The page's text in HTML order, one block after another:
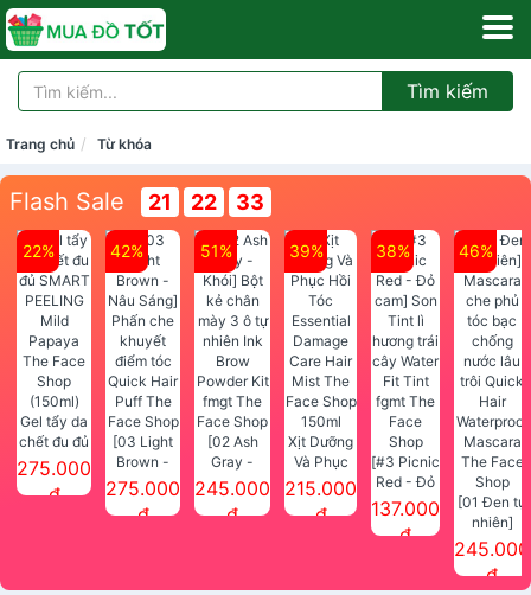
Tìm kiếm
Trang chủ Từ khóa
Flash Sale 21 22 32
22%
Gel tẩy da
chết đu đủ
SMART
PEELING
275.000
đ
42%
[03 Light
Brown -
Nâu Sáng]
Phấn che
275.000
đ
51%
[02 Ash
Gray -
Khói] Bột
kẻ chân
245.000
đ
39%
Xịt Dưỡng
Và Phục
Hồi Tóc
Essential
215.000
đ
38%
[#3 Picnic
Red - Đỏ
cam] Son
137.000
đ
46%
[01 Đen tự
nhiên]
Mascara
che phủ
245.000
đ